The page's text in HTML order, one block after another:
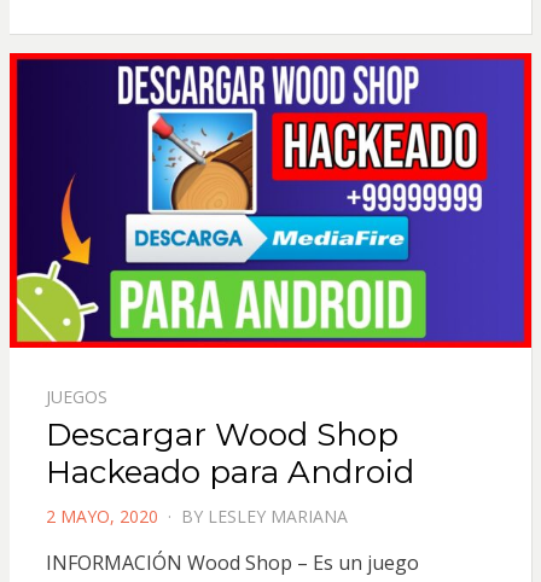
JUEGOS
Descargar Wood Shop
Hackeado para Android
POSTED
2 MAYO, 2020 BY LESLEY MARIANA
INFORMACIÓN Wood Shop – Es un juego